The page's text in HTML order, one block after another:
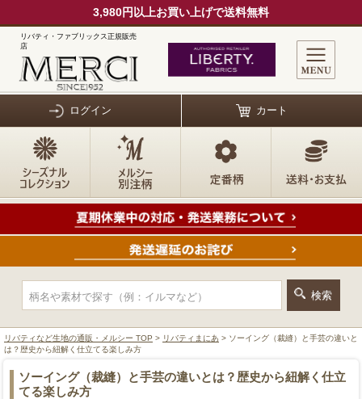
3,980円以上お買い上げで送料無料
リバティ・ファブリックス正規販売
店
ログイン カート
リバティなど生地の通販・メルシー TOP > リバティまにあ > ソーイング（裁縫）と手芸の違いと
は？歴史から紐解く仕立てる楽しみ方
ソーイング（裁縫）と手芸の違いとは？歴史から紐解く仕立
てる楽しみ方